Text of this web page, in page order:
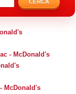
CERCA
- McDonald's
McDonald's